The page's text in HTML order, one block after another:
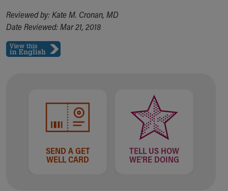
Educational Resources
Injury Prevention
Medical Records
Symptom Checker
Reviewed by: Kate M. Cronan, MD
Date Reviewed: Mar 21, 2018
SEND A GET
WELL CARD
TELL US HOW
WE'RE DOING